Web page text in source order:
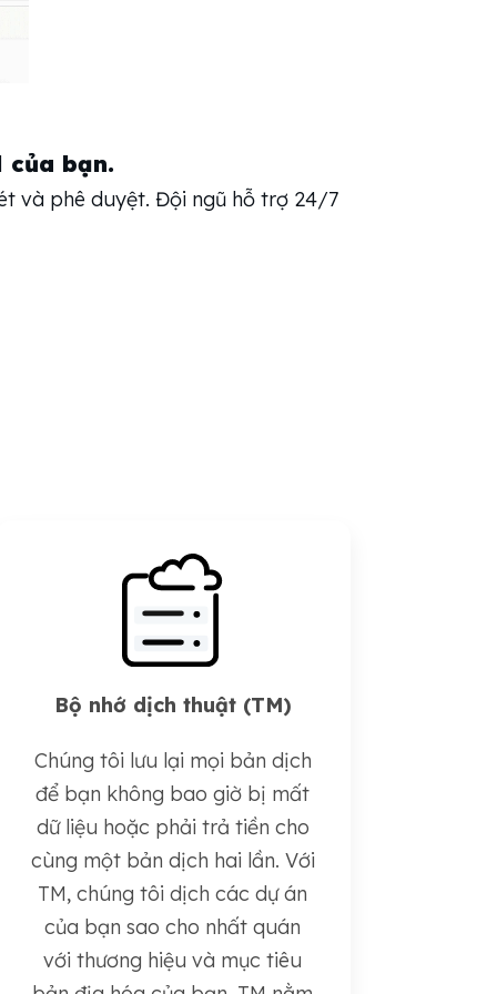
của bạn.
và phê duyệt. Đội ngũ hỗ trợ 24/7
Bộ nhớ dịch thuật (TM)
Chúng tôi lưu lại mọi bản dịch
để bạn không bao giờ bị mất
dữ liệu hoặc phải trả tiền cho
cùng một bản dịch hai lần. Với
TM, chúng tôi dịch các dự án
của bạn sao cho nhất quán
với thương hiệu và mục tiêu